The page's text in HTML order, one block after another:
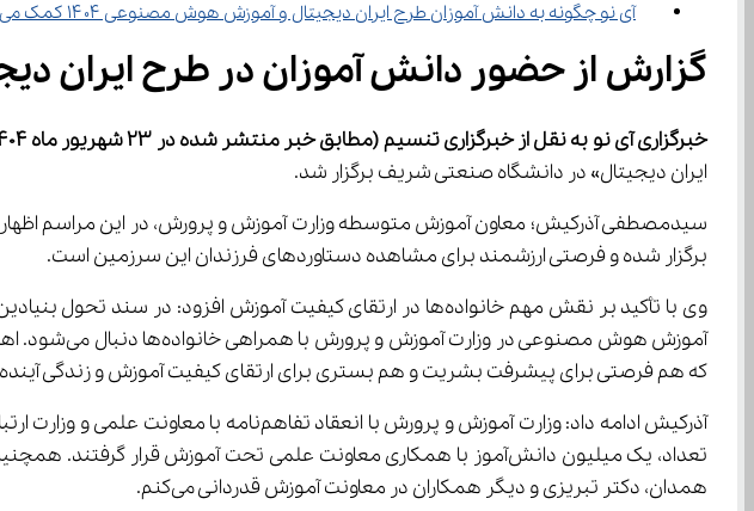
آی نو چگونه به دانش‌ آموزان طرح ایران دیجیتال و آموزش هوش مصنوعی ۱۴۰۴ کمک می‌کند؟
گزارش از حضور دانش ‌آموزان در طرح ایران دیجیتال و آموزش هوش مصنوعی ۱۴۰۴
خبرگزاری آی نو به نقل از خبرگزاری تنسیم(مطابق خبر منتشر شده در 23 شهریور ماه 1404)
ایران دیجیتال» در دانشگاه صنعتی شریف برگزار شد.
برگزار شده و فرصتی ارزشمند برای مشاهده دستاوردهای فرزندان این سرزمین است.
که هم فرصتی برای پیشرفت بشریت و هم بستری برای ارتقای کیفیت آموزش و زندگی
همدان، دکتر تبریزی و دیگر همکاران در معاونت آموزش قدردانی می‌کنم.